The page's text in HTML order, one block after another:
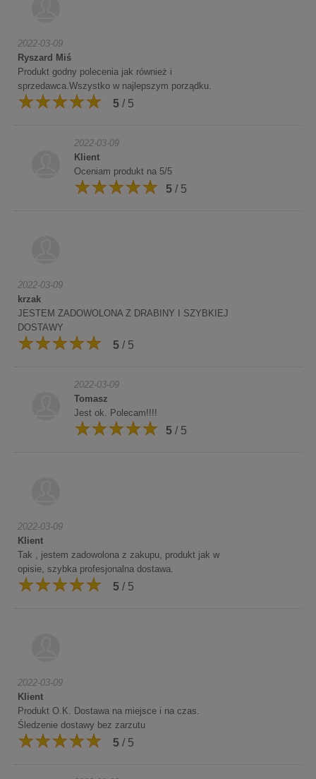
2022-03-09
Ryszard Miś
Produkt godny polecenia jak również i
sprzedawca.Wszystko w najlepszym porządku.
5 / 5
2022-03-09
Klient
Oceniam produkt na 5/5
5 / 5
2022-03-09
krzak
JESTEM ZADOWOLONA Z DRABINY I SZYBKIEJ
DOSTAWY
5 / 5
2022-03-09
Tomasz
Jest ok. Polecam!!!!
5 / 5
2022-03-09
Klient
Tak , jestem zadowolona z zakupu, produkt jak w
opisie, szybka profesjonalna dostawa.
5 / 5
2022-03-09
Klient
Produkt O.K. Dostawa na miejsce i na czas.
Śledzenie dostawy bez zarzutu
5 / 5